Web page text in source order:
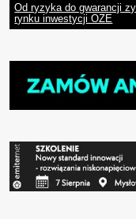
Od ryzyka do gwarancji
rynku inwestycji OZE